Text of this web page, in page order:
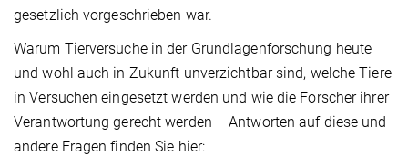
gesetzlich vorgeschrieben war.
Warum Tierversuche in der Grundlagenforschung heute
und wohl auch in Zukunft unverzichtbar sind, welche Tiere
in Versuchen eingesetzt werden und wie die Forscher ihrer
Verantwortung gerecht werden – Antworten auf diese und
andere Fragen finden Sie hier: